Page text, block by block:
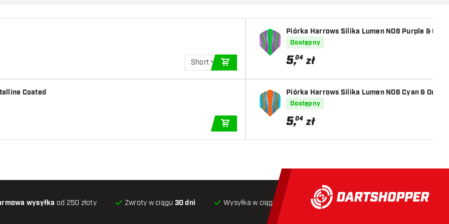
Short
DODAJ DO KOSZYKA
Coated
DODAJ DO KOSZYKA
Piórka Harrows Silika Lumen NO6 Purple &
Dostępny
5,04 zł
Piórka Harrows Silika Lumen NO6 Cyan &
Dostępny
5,04 zł
wysyłka od 250 złoty Zwroty w ciągu 30 dni Wysyłka w ciągu 24 godzin Darmowa wysyłka od 250 złoty